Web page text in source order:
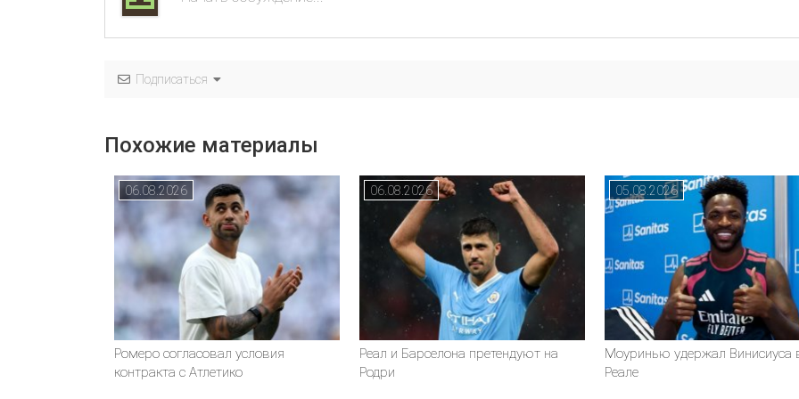
Подписаться
Похожие материалы
06.08.2026
Ромеро согласовал условия
контракта с Атлетико
06.08.2026
Реал и Барселона претендуют на
Родри
05.08.2026
Моуринью удержал Винисиуса
Реале